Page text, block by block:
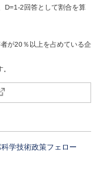
D=1-2回答として割合を算
が20％以上を占めている企
学技術政策フェロー